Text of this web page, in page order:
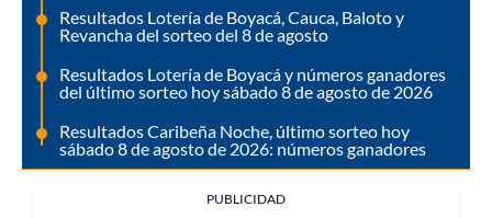
Resultados Lotería de Boyacá, Cauca, Baloto y
Revancha del sorteo del 8 de agosto
Resultados Lotería de Boyacá y números ganadores
del último sorteo hoy sábado 8 de agosto de 2026
Resultados Caribeña Noche, último sorteo hoy
sábado 8 de agosto de 2026: números ganadores
PUBLICIDAD